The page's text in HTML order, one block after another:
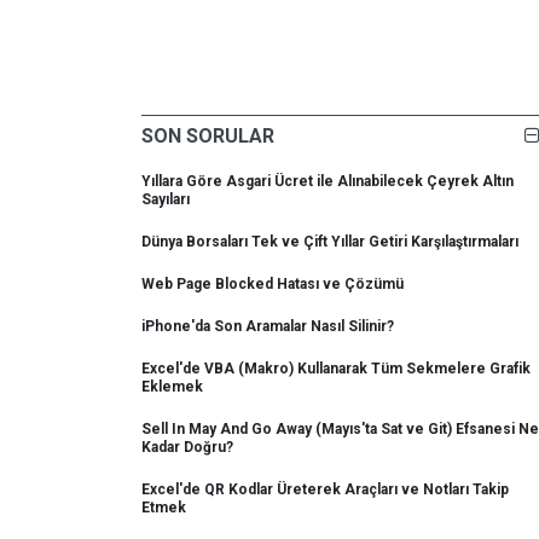
SON SORULAR
Yıllara Göre Asgari Ücret ile Alınabilecek Çeyrek Altın
Sayıları
Dünya Borsaları Tek ve Çift Yıllar Getiri Karşılaştırmaları
Web Page Blocked Hatası ve Çözümü
iPhone'da Son Aramalar Nasıl Silinir?
Excel'de VBA (Makro) Kullanarak Tüm Sekmelere Grafik
Eklemek
Sell In May And Go Away (Mayıs'ta Sat ve Git) Efsanesi Ne
Kadar Doğru?
Excel'de QR Kodlar Üreterek Araçları ve Notları Takip
Etmek